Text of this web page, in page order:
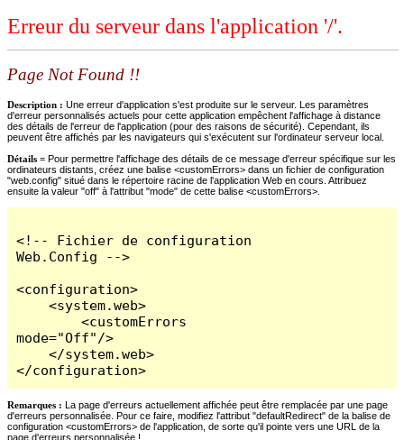
Erreur du serveur dans l'application '/'.
Page Not Found !!
Description : Une erreur d'application s'est produite sur le serveur. Les paramètres
d'erreur personnalisés actuels pour cette application empêchent l'affichage à distance
des détails de l'erreur de l'application (pour des raisons de sécurité). Cependant, ils
peuvent être affichés par les navigateurs qui s'exécutent sur l'ordinateur serveur local.
Détails = Pour permettre l'affichage des détails de ce message d'erreur spécifique sur les
ordinateurs distants, créez une balise <customErrors> dans un fichier de configuration
"web.config" situé dans le répertoire racine de l'application Web en cours. Attribuez
ensuite la valeur "off" à l'attribut "mode" de cette balise <customErrors>.
<!-- Fichier de configuration
Web.Config -->
<configuration>
    <system.web>
        <customErrors
mode="Off"/>
    </system.web>
</configuration>
Remarques : La page d'erreurs actuellement affichée peut être remplacée par une page
d'erreurs personnalisée. Pour ce faire, modifiez l'attribut "defaultRedirect" de la balise de
configuration <customErrors> de l'application, de sorte qu'il pointe vers une URL de la
page d'erreurs personnalisée !